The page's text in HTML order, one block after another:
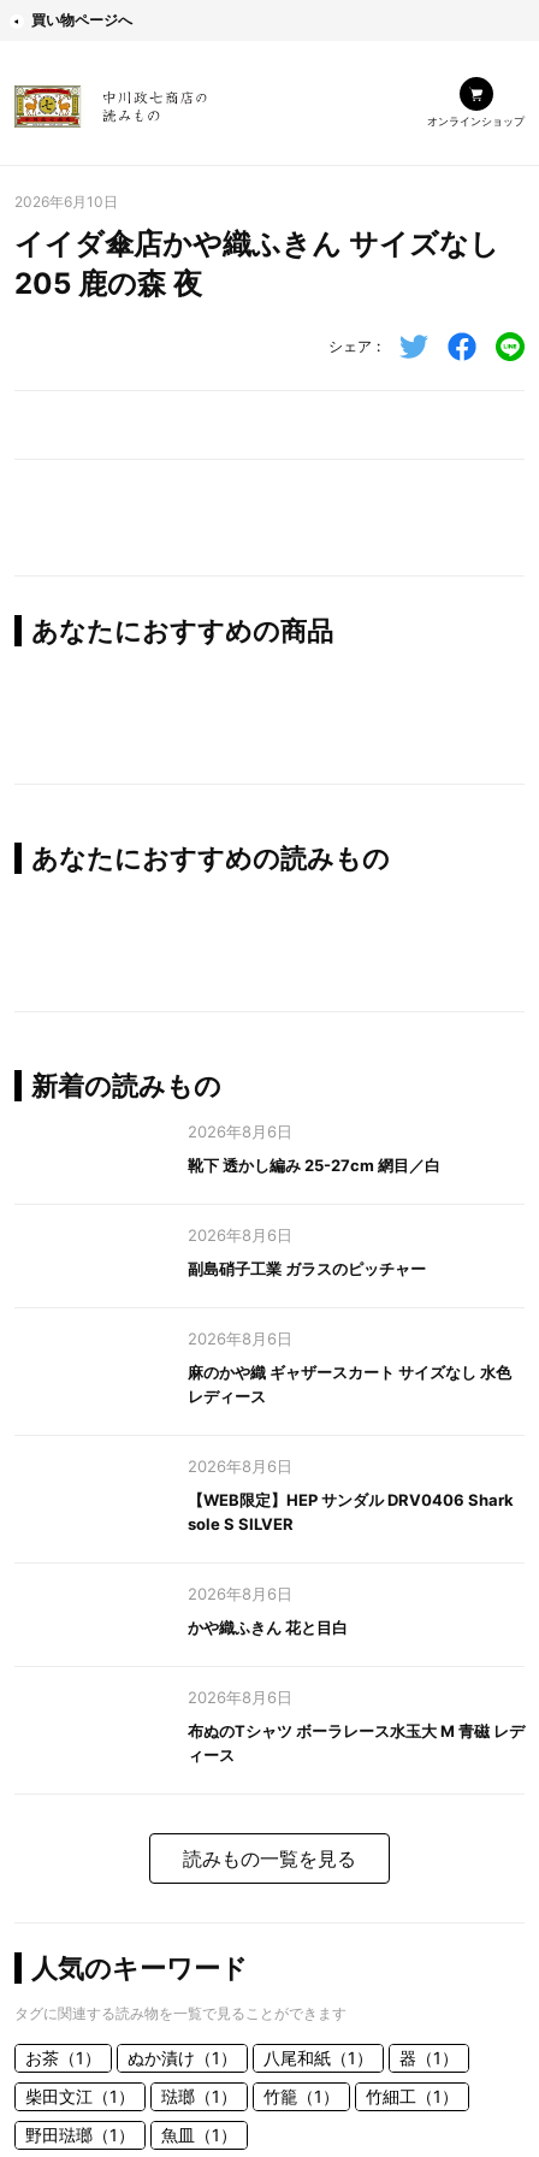
買い物ページへ
オンラインショップ
2026年6月10日
イイダ傘店かや織ふきん サイズなし
205 鹿の森 夜
シェア
あなたにおすすめの商品
あなたにおすすめの読みもの
新着の読みもの
2026年8月6日
靴下 透かし編み 25-27cm 網目／白
2026年8月6日
副島硝子工業 ガラスのピッチャー
2026年8月6日
麻のかや織 ギャザースカート サイズなし 水色
レディース
2026年8月6日
【WEB限定】HEP サンダル DRV0406 Shark
sole S SILVER
2026年8月6日
かや織ふきん 花と目白
2026年8月6日
布ぬのTシャツ ボーラレース水玉大 M 青磁 レデ
ィース
読みもの一覧を見る
人気のキーワード
タグに関連する読み物を一覧で見ることができます
お茶（1） ぬか漬け（1） 八尾和紙（1）
器（1）
柴田文江（1）
琺瑯（1） 竹籠（1）
竹細工（1）
野田琺瑯（1）
魚皿（1）